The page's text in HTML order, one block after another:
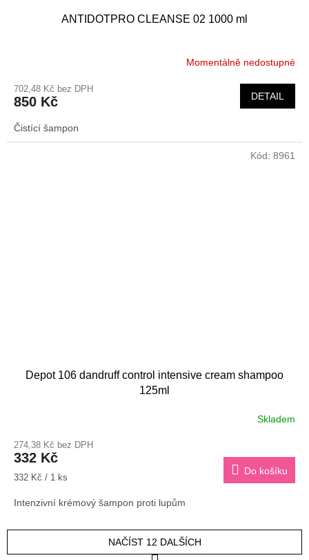
ANTIDOTPRO CLEANSE 02 1000 ml
Momentálně nedostupné
702,48 Kč bez DPH
850 Kč DETAIL
Čistící šampon
Depot 106 dandruff control intensive cream shampoo
125ml
Skladem
274,38 Kč bez DPH
332 Kč
Měrná
332 Kč / 1 ks
Do košíku
Intenzivní krémový šampon proti lupům
Kód: 8961
NAČÍST 12 DALŠÍCH